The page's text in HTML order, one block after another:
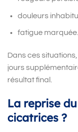
douleurs
fatigue marquée.
Dans ces
jours
résultat final.
La reprise
cicatrices ?